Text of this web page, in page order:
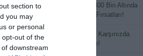
section to
you may
or personal
opt-out of the
downstream
Düşük Bütçeyle Büyük Kazanç: 400 Bin Altında
Kaçırılmaması Gereken Transfer Fırsatları!
Ya Patlayacak Ya da Parlayacak: Karşınızda
Comunio’nun En Riskli Oyuncuları!